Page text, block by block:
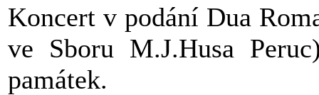
Koncert v podání Dua
ve Sboru M.J.Husa
památek.